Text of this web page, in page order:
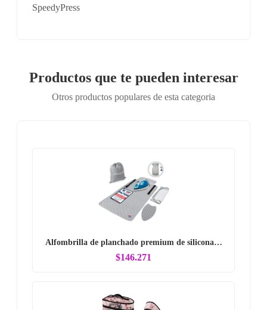
SpeedyPress
Productos que te pueden interesar
Otros productos populares de esta categoria
Alfombrilla de planchado premium de silicona…
$146.271